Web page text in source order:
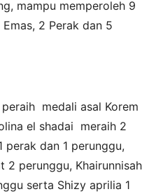
mampu memperoleh 9
2 Perak dan 5
medali asal Korem
el shadai meraih 2
perak dan 1 perunggu,
2 perunggu, Khairunnisah
serta Shizy aprilia 1